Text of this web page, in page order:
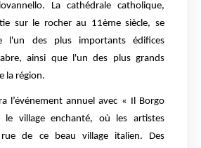
La cathédrale catholique,
sur le rocher au 11ème siècle, se
l'un des plus importants édifices
ainsi que l'un des plus grands
la région.
l’événement annuel avec « Il Borgo
village enchanté, où les artistes
de ce beau village italien. Des